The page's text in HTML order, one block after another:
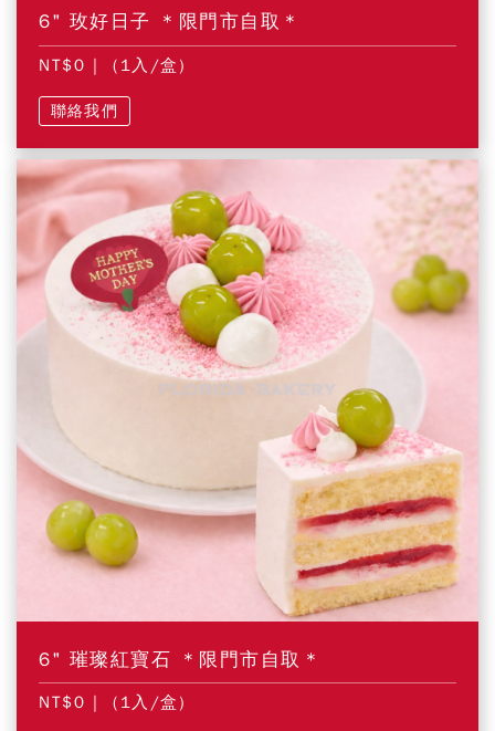
6" 玫好日子 ＊限門市自取＊
NT$0 | (1入/盒)
聯絡我們
6" 璀璨紅寶石 ＊限門市自取＊
NT$0 | (1入/盒)